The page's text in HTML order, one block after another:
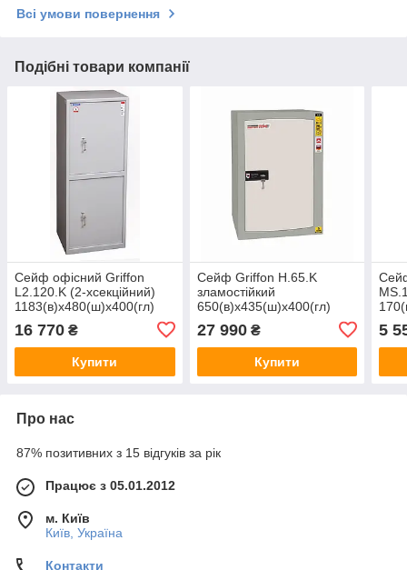
Всі умови повернення
Подібні товари компанії
Сейф офісний Griffon
L2.120.K (2-хсекційний)
1183(в)х480(ш)х400(гл)
16 770 ₴
Купити
Сейф Griffon H.65.K
зламостійкий
650(в)х435(ш)х400(гл)
27 990₴
Купити
5
Про нас
87% позитивних з 15 відгуків за рік
Працює з 05.01.2012
м. Київ
Київ, Україна
Контакти